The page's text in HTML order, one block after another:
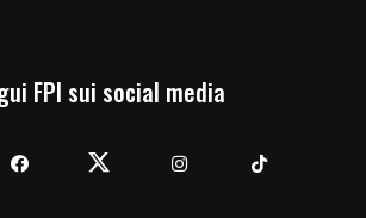
FPI sui social media